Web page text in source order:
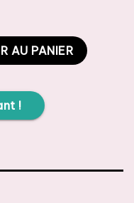
- Crème Émolliente
AU PANIER
!